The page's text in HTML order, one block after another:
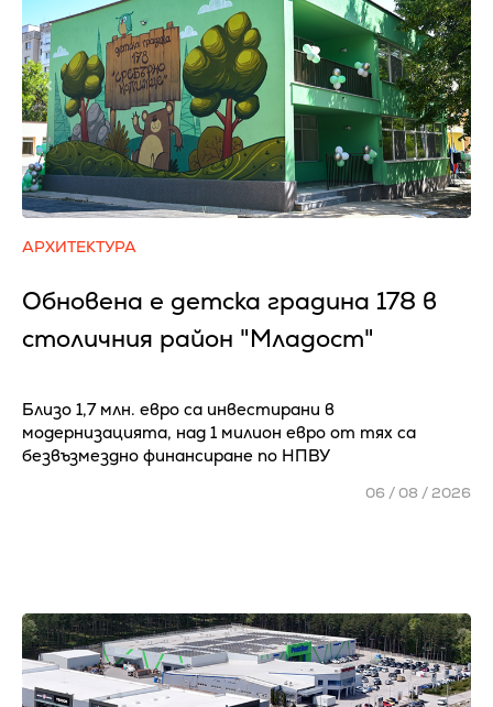
АРХИТЕКТУРА
Обновена е детска градина 178 в
столичния район "Младост"
Близо 1,7 млн. евро са инвестирани в
модернизацията, над 1 милион евро от тях са
безвъзмездно финансиране по НПВУ
06 / 08 / 2026